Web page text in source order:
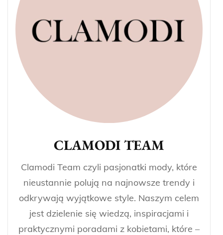
CLAMODI TEAM
Clamodi Team czyli pasjonatki mody, które
nieustannie polują na najnowsze trendy i
odkrywają wyjątkowe style. Naszym celem
jest dzielenie się wiedzą, inspiracjami i
praktycznymi poradami z kobietami, które –